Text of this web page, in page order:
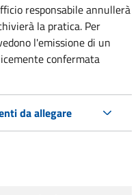
responsabile annullerà
la pratica. Per
l'emissione di un
confermata
da allegare